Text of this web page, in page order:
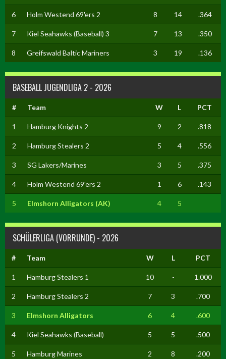
6 Holm Westend 69'ers 2 8 14 .364
7 Kiel Seahawks (Baseball) 3 7 13 .350
8 Greifswald Baltic Mariners 3 19 .136
BASEBALL JUGENDLIGA 2 - 2026
# Team W L PCT
1 Hamburg Knights 2 9 2 .818
2 Hamburg Stealers 2 5 4 .556
3 SG Lakers/Marines 3 5 .375
4 Holm Westend 69'ers 2 1 6 .143
5 Elmshorn Alligators (AK) 4 5
SCHÜLERLIGA (VORRUNDE) - 2026
# Team W L PCT
1 Hamburg Stealers 1 10 - 1.000
2 Hamburg Stealers 2 7 3 .700
3 Elmshorn Alligators 6 4 .600
4 Kiel Seahawks (Baseball) 5 5 .500
5 Hamburg Marines 2 8 .200